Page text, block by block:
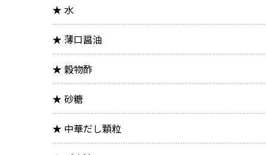
★ 水
★ 薄口醤油
★ 穀物酢
★ 砂糖
★ 中華だし顆粒